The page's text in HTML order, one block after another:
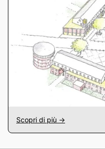
Scopri di più ->